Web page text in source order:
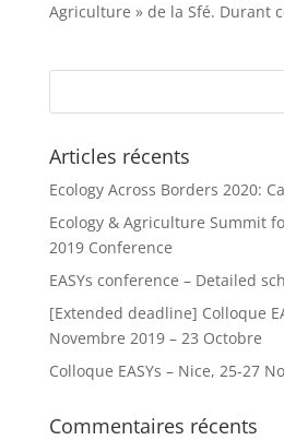
Agriculture » de la Sfé. Durant
Articles récents
Ecology Across Borders 2020:
Ecology & Agriculture Summit
2019 Conference
EASYs conference – Detailed
[Extended deadline] Colloque
Novembre 2019 – 23 Octobre
Colloque EASYs – Nice, 25-27
Commentaires récents